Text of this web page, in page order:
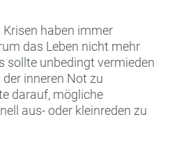
haben immer
das Leben nicht mehr
sollte unbedingt vermieden
inneren Not zu
darauf, mögliche
aus- oder kleinreden zu